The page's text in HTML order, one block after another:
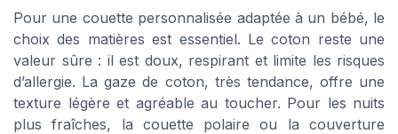
Pour une couette personnalisée adaptée à un bébé, le
choix des matières est essentiel. Le coton reste une
valeur sûre : il est doux, respirant et limite les risques
d’allergie. La gaze de coton, très tendance, offre une
texture légère et agréable au toucher. Pour les nuits
plus fraîches, la couette polaire ou la couverture